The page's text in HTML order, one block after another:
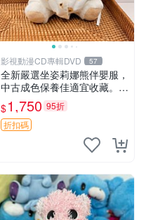
影視動漫CD專輯DVD 57
全新嚴選坐姿莉娜熊伴嬰服，
中古成色保養佳適宜收藏。無
盒子但品質完好，快速出貨。
建議入手！ 中古 玩偶 滬漫
$1,750 95折
折扣碼